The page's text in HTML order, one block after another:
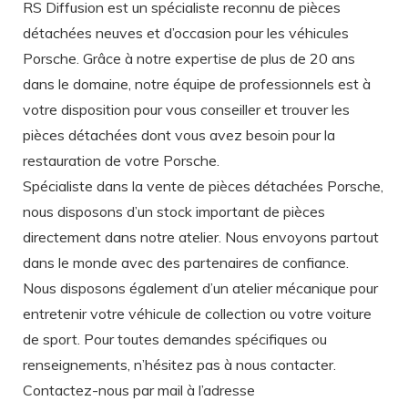
RS Diffusion est un spécialiste reconnu de pièces
détachées neuves et d’occasion pour les véhicules
Porsche. Grâce à notre expertise de plus de 20 ans
dans le domaine, notre équipe de professionnels est à
votre disposition pour vous conseiller et trouver les
pièces détachées dont vous avez besoin pour la
restauration de votre Porsche.
Spécialiste dans la vente de pièces détachées Porsche,
nous disposons d’un stock important de pièces
directement dans notre atelier. Nous envoyons partout
dans le monde avec des partenaires de confiance.
Nous disposons également d’un atelier mécanique pour
entretenir votre véhicule de collection ou votre voiture
de sport. Pour toutes demandes spécifiques ou
renseignements, n’hésitez pas à nous contacter.
Contactez-nous par mail à l’adresse